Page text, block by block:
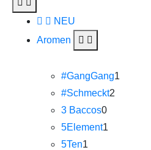
NEU
Aromen
#GangGang1
#Schmeckt2
3 Baccos0
5Element1
5Ten1